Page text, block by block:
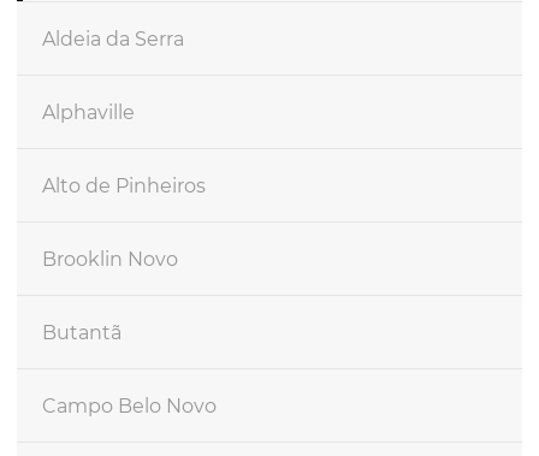
Aldeia da Serra
Alphaville
Alto de Pinheiros
Brooklin Novo
Butantã
Campo Belo Novo